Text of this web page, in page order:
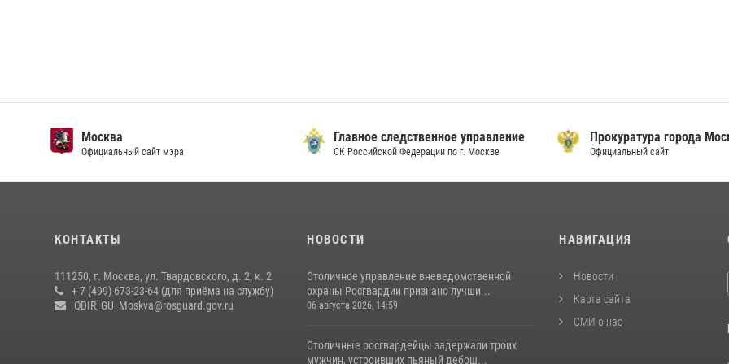
Москва
Официальный сайт мэра
Главное следственное управление
СК Российской Федерации по г. Москве
Прокуратура города
Официальный сайт
КОНТАКТЫ
111250, г. Москва, ул. Твардовского, д. 2, к. 2
+ 7 (499) 673-23-64 (для приёма на службу)
ODIR_GU_Moskva@rosguard.gov.ru
НОВОСТИ
Столичное управление вневедомственной
охраны Росгвардии признано лучши...
06 августа 2026, 14:59
Столичные росгвардейцы задержали троих
мужчин, устроивших пьяный дебош...
НАВИГАЦИЯ
Новости
Карта сайта
СМИ о нас